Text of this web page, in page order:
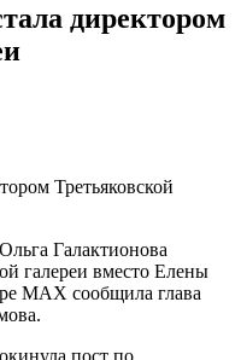
директором
Галактионова
галереи вместо Елены
MAX сообщила глава
пост по